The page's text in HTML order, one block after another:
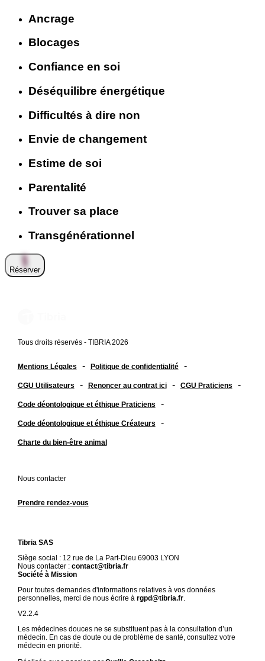
Ancrage
Blocages
Confiance en soi
Déséquilibre énergétique
Difficultés à dire non
Envie de changement
Estime de soi
Parentalité
Trouver sa place
Transgénérationnel
Réserver
Tous droits réservés - TIBRIA 2026
Mentions Légales - Politique de confidentialité -
CGU Utilisateurs - Renoncer au contrat ici - CGU Praticiens -
Code déontologique et éthique Praticiens -
Code déontologique et éthique Créateurs -
Charte du bien-être animal
Nous contacter
Prendre rendez-vous
Tibria SAS
Siège social : 12 rue de La Part-Dieu 69003 LYON
Nous contacter : contact@tibria.fr
Société à Mission
Pour toutes demandes d'informations relatives à vos données
personnelles, merci de nous écrire à rgpd@tibria.fr.
V2.2.4
Les médecines douces ne se substituent pas à la consultation d’un
médecin. En cas de doute ou de problème de santé, consultez votre
médecin en priorité.